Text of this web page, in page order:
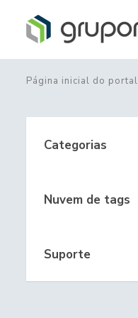
Página inicial do portal
Categorias
Nuvem de tags
Suporte